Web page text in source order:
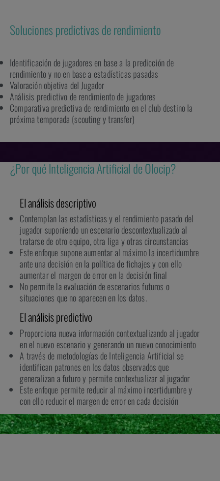
Soluciones predictivas de rendimiento
Identificación de jugadores en base a la predicción de
rendimiento y no en base a estadísticas pasadas
Valoración objetiva del Jugador
Análisis predictivo de rendimiento de jugadores
Comparativa predictiva de rendimiento en el club destino la
próxima temporada (scouting y transfer)
¿Por qué Inteligencia Artificial de Olocip?
El análisis descriptivo
Contemplan las estadísticas y el rendimiento pasado del
jugador suponiendo un escenario descontextualizado al
tratarse de otro equipo, otra liga y otras circunstancias
Este enfoque supone aumentar al máximo la incertidumbre
ante una decisión en la política de fichajes y con ello
aumentar el margen de error en la decisión final
No permite la evaluación de escenarios futuros o
situaciones que no aparecen en los datos.
El análisis predictivo
Proporciona nueva información contextualizando al jugador
en el nuevo escenario y generando un nuevo conocimiento
A través de metodologías de Inteligencia Artificial se
identifican patrones en los datos observados que
generalizan a futuro y permite contextualizar al jugador
Este enfoque permite reducir al máximo incertidumbre y
con ello reducir el margen de error en cada decisión